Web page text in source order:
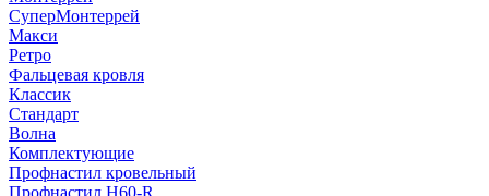
СуперМонтеррей
Макси
Ретро
Фальцевая кровля
Классик
Стандарт
Волна
Комплектующие
Профнастил кровельный
Профнастил Н60-R